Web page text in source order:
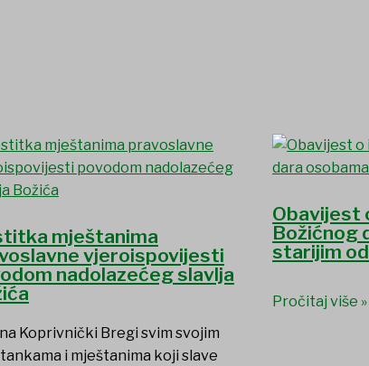
mještanima
vjeroispovijesti
nadolazećeg slavlja
Koprivnički Bregi svim svojim
i mještanima koji slave
Obavijest
Božićnog
starijim
Pročitaj više »